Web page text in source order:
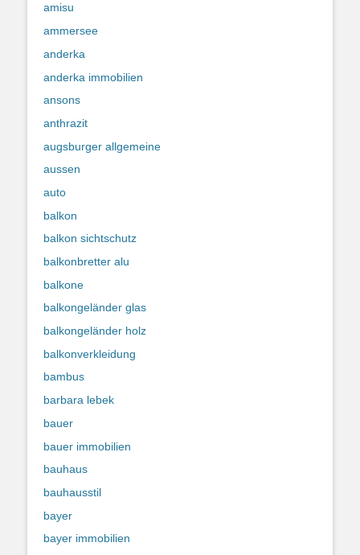
amisu
ammersee
anderka
anderka immobilien
ansons
anthrazit
augsburger allgemeine
aussen
auto
balkon
balkon sichtschutz
balkonbretter alu
balkone
balkongeländer glas
balkongeländer holz
balkonverkleidung
bambus
barbara lebek
bauer
bauer immobilien
bauhaus
bauhausstil
bayer
bayer immobilien